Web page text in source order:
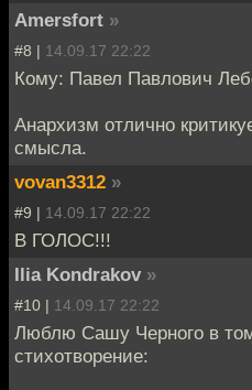
Amersfort »
#8 | 14.09.17 22:22
Кому: Павел Павлович
Анархизм отлично
смысла.
vovan3312 »
#9 | 14.09.17 22:22
В ГОЛОС!!!
Ilia Kondrakov »
#10 | 14.09.17 22:22
Люблю Сашу Черного в
стихотворение: